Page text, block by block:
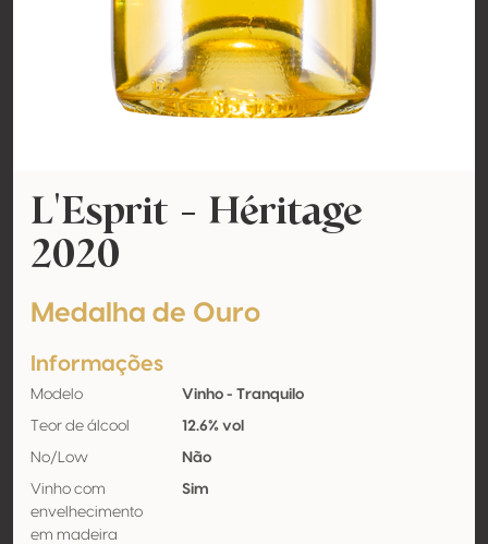
L'Esprit - Héritage
2020
Medalha de Ouro
Informações
Modelo Vinho - Tranquilo
Teor de álcool 12.6% vol
No/Low Não
Vinho com
envelhecimento
em madeira
Sim